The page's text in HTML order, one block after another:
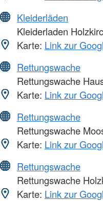
Kleiderläden
Kleiderladen
Karte: Link zur
Rettungswache
Rettungswache
Karte: Link zur
Rettungswache
Rettungswache
Karte: Link zur
Rettungswache
Rettungswache
Karte: Link zur